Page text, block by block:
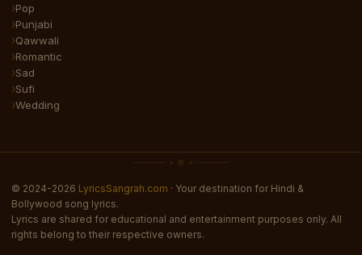
Pop
Punjabi
Qawwali
Romantic
Sad
Sufi
Wedding
© 2024-2026 LyricsSangrah.com · Your destination for Hindi &
Bollywood song lyrics.
Lyrics are shared for educational and entertainment purposes only. All
rights belong to their respective owners.